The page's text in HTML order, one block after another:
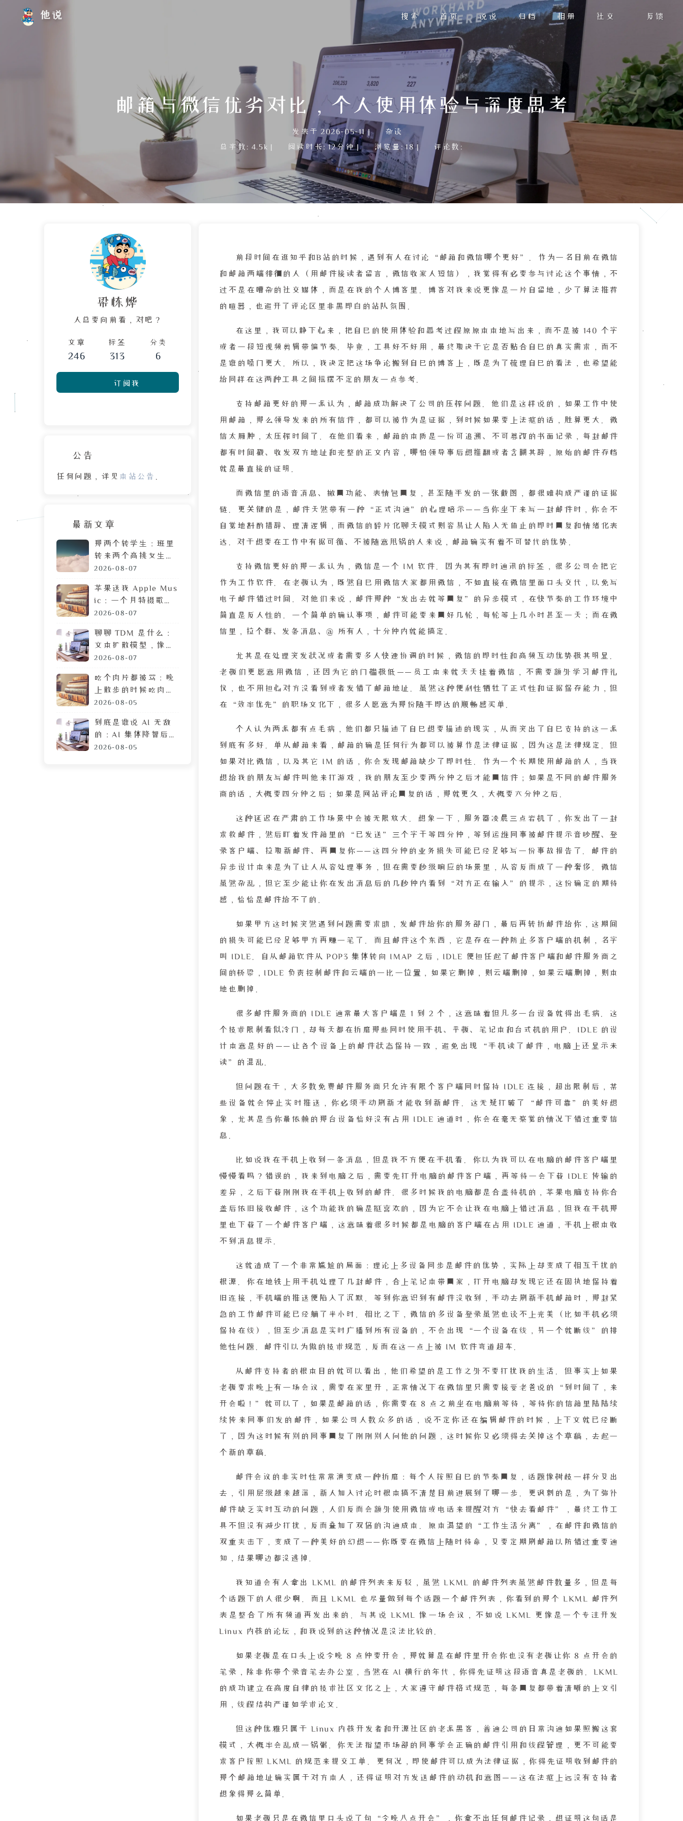
他说 搜索 首页 说说 归档 相册 社交 反馈
邮箱与微信优劣对比，个人使用体验与深度思考
发表于 2026-05-11 |
杂谈
总字数: 4.5k | 阅读时长: 12分钟 | 浏览量: 18 | 评论数:
前段时间在逛知乎和B站的时候，遇到有人在讨论“邮箱和微信哪个更好”。作为一名目前在微信
和邮箱两端徘徊的人（用邮件接读者留言，微信收家人短信），我觉得有必要参与讨论这个事情，不
过不是在嘈杂的社交媒体，而是在我的个人博客里。博客对我来说更像是一片自留地，少了算法推荐
的喧嚣，也避开了评论区里非黑即白的站队氛围。
在这里，我可以静下心来，把自己的使用体验和思考过程原原本本地写出来，而不是被 140 个字
或者一段短视频剪辑带偏节奏。毕竟，工具好不好用，最终取决于它是否贴合自己的真实需求，而不
是谁的嗓门更大。所以，我决定把这场争论搬到自己的博客上，既是为了梳理自己的看法，也希望能
给同样在这两种工具之间摇摆不定的朋友一点参考。
支持邮箱更好的那一派认为，邮箱成功解决了公司的压榨问题。他们是这样说的，如果工作中使
用邮箱，那么领导发来的所有信件，都可以被作为是证据，到时候如果要上法庭的话，胜算更大。微
信太臃肿，太压榨时间了。在他们看来，邮箱的本质是一份可追溯、不可篡改的书面记录，每封邮件
都有时间戳、收发双方地址和完整的正文内容，哪怕领导事后想推翻或者含糊其辞，原始的邮件存档
就是最直接的证明。
而微信里的语音消息、撤回功能、表情包回复，甚至随手发的一张截图，都很难构成严谨的证据
链。更关键的是，邮件天然带有一种“正式沟通”的心理暗示——当你坐下来写一封邮件时，你会不
自觉地斟酌措辞、理清逻辑，而微信的碎片化聊天模式则容易让人陷入无休止的即时回复和情绪化表
达。对于想要在工作中有据可循、不被随意甩锅的人来说，邮箱确实有着不可替代的优势。
支持微信更好的那一派认为，微信是一个 IM 软件。因为其有即时通讯的标签，很多公司会把它
作为工作软件。在老板认为，既然自己用微信大家都用微信，不如直接在微信里面口头交代，以免写
电子邮件错过时间。对他们来说，邮件那种“发出去就等回复”的异步模式，在快节奏的工作环境中
简直是反人性的。一个简单的确认事项，邮件可能要来回好几轮，每轮等上几小时甚至一天；而在微
信里，拉个群、发条消息、@ 所有人，十分钟内就能搞定。
尤其是在处理突发状况或者需要多人快速协调的时候，微信的即时性和高频互动优势极其明显。
老板们更愿意用微信，还因为它的门槛极低——员工本来就天天挂着微信，不需要额外学习邮件礼
仪，也不用担心对方没看到或者发错了邮箱地址。虽然这种便利性牺牲了正式性和证据保存能力，但
在“效率优先”的职场文化下，很多人愿意为那份随手即达的顺畅感买单。
个人认为两派都有点毛病，他们都只描述了自己想要描述的现实，从而突出了自己支持的这一派
到底有多好。单从邮箱来看，邮箱的确是任何行为都可以被算作是法律证据，因为这是法律规定。但
如果对比微信，以及其它 IM 的话，你会发现邮箱缺少了即时性。作为一个长期使用邮箱的人，当我
想给我的朋友写邮件叫他来打游戏，我的朋友至少要两分钟之后才能回信件；如果是不同的邮件服务
商的话，大概要四分钟之后；如果是网站评论回复的话，那就更久，大概要六分钟之后。
这种延迟在严肃的工作场景中会被无限放大。想象一下，服务器凌晨三点宕机了，你发出了一封
求救邮件，然后盯着发件箱里的“已发送”三个字干等四分钟，等到运维同事被邮件提示音吵醒、登
录客户端、拉取新邮件、再回复你——这四分钟的业务损失可能已经足够写一份事故报告了。邮件的
异步设计本来是为了让人从容处理事务，但在需要秒级响应的场景里，从容反而成了一种奢侈。微信
虽然杂乱，但它至少能让你在发出消息后的几秒钟内看到“对方正在输入”的提示，这份确定的期待
感，恰恰是邮件给不了的。
如果甲方这时候突然遇到问题需要求助，发邮件给你的服务部门，最后再转折邮件给你，这期间
的损失可能已经足够甲方再赚一笔了。而且邮件这个东西，它是存在一种防止多客户端的机制，名字
叫 IDLE。自从邮箱软件从 POP3 集体转向 IMAP 之后，IDLE 便担任起了邮件客户端和邮件服务商之
间的桥梁，IDLE 负责控制邮件和云端的一比一位置，如果它删掉，则云端删掉，如果云端删掉，则本
地也删掉。
很多邮件服务商的 IDLE 通常最大客户端是 1 到 2 个，这意味着但凡多一台设备就得出毛病。这
个技术限制看似冷门，却每天都在折磨那些同时使用手机、平板、笔记本和台式机的用户。IDLE 的设
计本意是好的——让各个设备上的邮件状态保持一致，避免出现“手机读了邮件，电脑上还显示未
读”的混乱。
但问题在于，大多数免费邮件服务商只允许有限个客户端同时保持 IDLE 连接，超出限制后，某
些设备就会停止实时推送，你必须手动刷新才能收到新邮件。这无疑打破了“邮件可靠”的美好想
象，尤其是当你最依赖的那台设备恰好没有占用 IDLE 通道时，你会在毫无察觉的情况下错过重要信
息。
比如说我在手机上收到一条消息，但是我不方便在手机看。你以为我可以在电脑的邮件客户端里
慢慢看吗？错误的，我来到电脑之后，需要先打开电脑的邮件客户端，再等待一会下载 IDLE 传输的
差异，之后下载刚刚我在手机上收到的邮件。很多时候我的电脑都是合盖待机的，苹果电脑支持你合
盖后依旧接收邮件，这个功能我的确是挺喜欢的，因为它不会让我在电脑上错过消息，但我在手机那
里也下载了一个邮件客户端，这意味着很多时候都是电脑的客户端在占用 IDLE 通道，手机上根本收
不到消息提示。
这就造成了一个非常尴尬的局面：理论上多设备同步是邮件的优势，实际上却变成了相互干扰的
根源。你在地铁上用手机处理了几封邮件，合上笔记本带回家，打开电脑却发现它还在固执地保持着
旧连接，手机端的推送便陷入了沉默。等到你意识到有邮件没收到，手动去刷新手机邮箱时，那封紧
急的工作邮件可能已经躺了半小时。相比之下，微信的多设备登录虽然也谈不上完美（比如手机必须
保持在线），但至少消息是实时广播到所有设备的，不会出现“一个设备在线，另一个就断线”的排
他性问题。邮件引以为傲的技术规范，反而在这一点上被 IM 软件弯道超车。
从邮件支持者的根本目的就可以看出，他们希望的是工作之外不要打扰我的生活。但事实上如果
老板要求晚上有一场会议，需要在家里开，正常情况下在微信里只需要接受老爸说的“到时间了，来
开会啦！”就可以了，如果是邮箱的话，你需要在 8 点之前坐在电脑前等待，等待你的信箱里陆陆续
续传来同事们发的邮件，如果公司人数众多的话，说不定你还在编辑邮件的时候，上下文就已经断
了，因为这时候有别的同事回复了刚刚别人问他的问题，这时候你又必须得去关掉这个草稿，去起一
个新的草稿。
邮件会议的非实时性常常演变成一种折磨：每个人按照自己的节奏回复，话题像树枝一样分叉出
去，引用层级越来越深，新人加入讨论时根本搞不清楚目前进展到了哪一步。更讽刺的是，为了弥补
邮件缺乏实时互动的问题，人们反而会额外使用微信或电话来提醒对方“快去看邮件”，最终工作工
具不但没有减少打扰，反而叠加了双倍的沟通成本。原本渴望的“工作生活分离”，在邮件和微信的
双重夹击下，变成了一种美好的幻想——你既要在微信上随时待命，又要定期刷邮箱以防错过重要通
知，结果哪边都没逃掉。
我知道会有人拿出 LKML 的邮件列表来反驳，虽然 LKML 的邮件列表虽然邮件数量多，但是每
个话题下的人很少啊。而且 LKML 也尽量做到每个话题一个邮件列表，你看到的那个 LKML 邮件列
表是整合了所有频道再发出来的。与其说 LKML 像一场会议，不如说 LKML 更像是一个专注开发
Linux 内核的论坛，和我说到的这种情况是没法比较的。
如果老板是在口头上说今晚 8 点钟要开会，那就算是在邮件里开会你也没有老板让你 8 点开会的
笔录，除非你带个录音笔去办公室，当然在 AI 横行的年代，你得先证明这段语音真是老板的。LKML
的成功建立在高度自律的技术社区文化之上，大家遵守邮件格式规范，每条回复都带着清晰的上文引
用，线程结构严谨如学术论文。
但这种优雅只属于 Linux 内核开发者和开源社区的老派黑客，普通公司的日常沟通如果照搬这套
模式，大概率会乱成一锅粥。你无法指望市场部的同事学会正确的邮件引用和线程管理，更不可能要
求客户按照 LKML 的规范来提交工单。更何况，即使邮件可以成为法律证据，你得先证明收到邮件的
那个邮箱地址确实属于对方本人，还得证明对方发送邮件的动机和意图——这在法庭上远没有支持者
想象得那么简单。
如果老板只是在微信里口头说了句“今晚八点开会”，你拿不出任何邮件记录，想证明这句话是
梁栋烨
人总要向前看，对吧？
文章
246
标签
313
分类
6
订阅我
公告
任何问题，详见 本站公告
最新文章
那两个转学生：班里
转来两个高挑女生，
拷贝 MP3 居然是喜
2026-08-07
苹果送我 Apple Mus
ic：一个月特摄歌曲
搜索体验，让我果断
2026-08-07
聊聊 TDM 是什么：
文本扩散模型，像生
成图片一样生成文章
2026-08-07
吃个肉片都被骂：晚
上散步的时候吃肉
脯，遭陌生人鄙视的
2026-08-05
到底是谁说 AI 无敌
的：AI 集体降智后，
DeepSeek 让我彻底
2026-08-05